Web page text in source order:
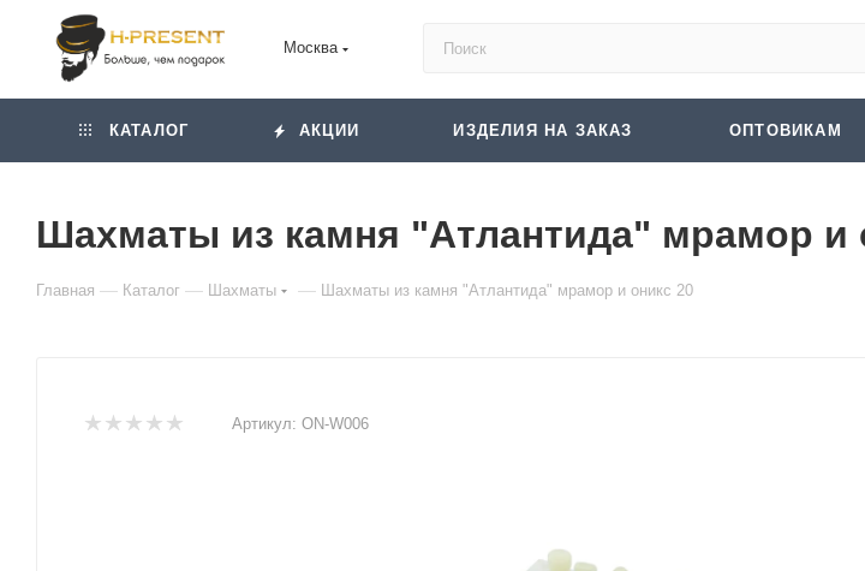
Москва
КАТАЛОГ АКЦИИ ИЗДЕЛИЯ НА ЗАКАЗ ОПТОВИКАМ
Шахматы из камня "Атлантида" мрамор и
Главная — Каталог — Шахматы — Шахматы из камня "Атлантида" мрамор и оникс 20
Артикул: ON-W006